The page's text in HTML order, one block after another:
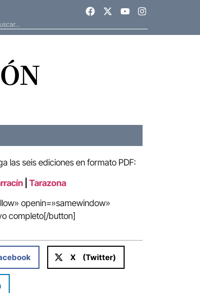
las seis ediciones en formato PDF:
| Tarazona
openin=»samewindow»
completo[/button]
X (Twitter)